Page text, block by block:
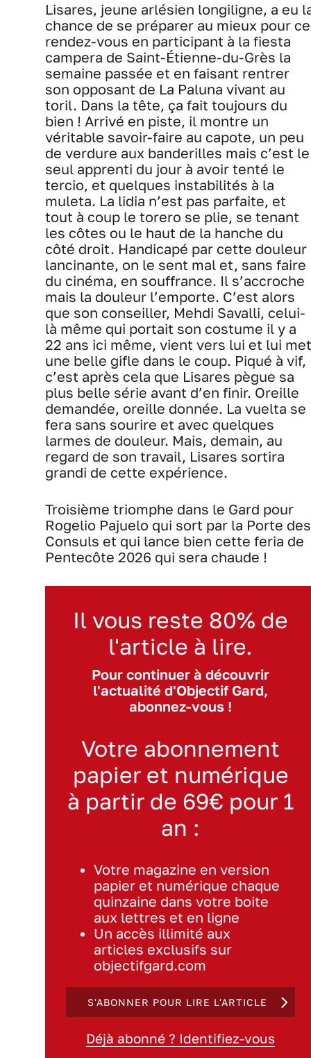
Lisares, jeune arlésien longiligne, a eu
chance de se préparer au mieux pour ce
rendez-vous en participant à la fiesta
campera de Saint-Étienne-du-Grès la
semaine passée et en faisant rentrer
son opposant de La Paluna vivant au
toril. Dans la tête, ça fait toujours du
bien ! Arrivé en piste, il montre un
véritable savoir-faire au capote, un peu
de verdure aux banderilles mais c’est le
seul apprenti du jour à avoir tenté le
tercio, et quelques instabilités à la
muleta. La lidia n’est pas parfaite, et
tout à coup le torero se plie, se tenant
les côtes ou le haut de la hanche du
côté droit. Handicapé par cette douleur
lancinante, on le sent mal et, sans faire
du cinéma, en souffrance. Il s’accroche
mais la douleur l’emporte. C’est alors
que son conseiller, Mehdi Savalli, celui-
là même qui portait son costume il y a
22 ans ici même, vient vers lui et lui met
une belle gifle dans le coup. Piqué à vif,
c’est après cela que Lisares pègue sa
plus belle série avant d’en finir. Oreille
demandée, oreille donnée. La vuelta se
fera sans sourire et avec quelques
larmes de douleur. Mais, demain, au
regard de son travail, Lisares sortira
grandi de cette expérience.
Troisième triomphe dans le Gard pour
Rogelio Pajuelo qui sort par la Porte des
Consuls et qui lance bien cette feria de
Pentecôte 2026 qui sera chaude !
Il vous reste 80% de
l'article à lire.
Pour continuer à découvrir
l'actualité d'Objectif Gard,
abonnez-vous !
Votre abonnement
papier et numérique
à partir de 69€ pour 1
an :
Votre magazine en version
papier et numérique chaque
quinzaine dans votre boite
aux lettres et en ligne
Un accès illimité aux
articles exclusifs sur
objectifgard.com
S'ABONNER POUR LIRE L'ARTICLE
Déjà abonné ? Identifiez-vous